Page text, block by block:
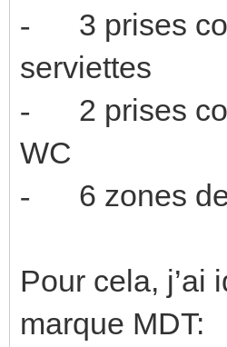
-
3 prises
-
2 prises
- 6 zones
Pour cela, j’ai
marque MDT: